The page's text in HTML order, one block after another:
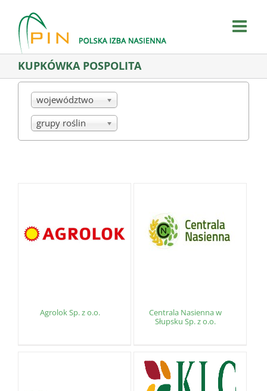
content
KUPKÓWKA POSPOLITA
województwo
grupy roślin
Agrolok Sp. z o.o.
Centrala Nasienna w
Słupsku Sp. z o.o.